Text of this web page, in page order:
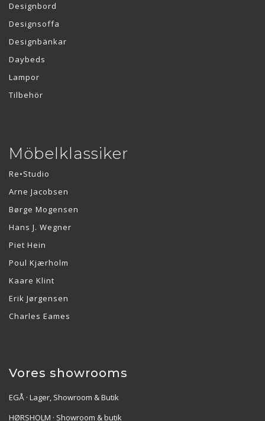
Designbord
Designsoffa
Designbänkar
Daybeds
Lampor
Tilbehör
Möbelklassiker
Re•Studio
Arne Jacobsen
Børge Mogensen
Hans J. Wegner
Piet Hein
Poul Kjærholm
Kaare Klint
Erik Jørgensen
Charles Eames
Vores showrooms
EGÅ · Lager, Showroom & Butik
HØRSHOLM · Showroom & butik